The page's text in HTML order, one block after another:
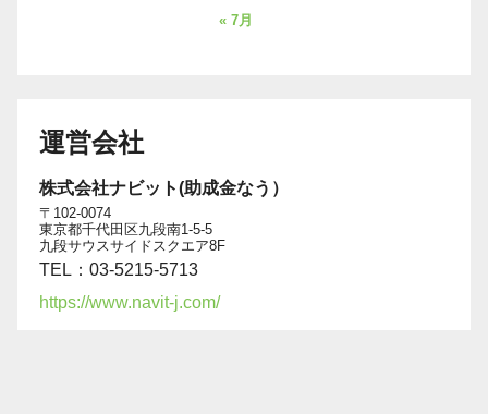
« 7月
運営会社
株式会社ナビット(助成金なう）
〒102-0074
東京都千代田区九段南1-5-5
九段サウスサイドスクエア8F
TEL：03-5215-5713
https://www.navit-j.com/